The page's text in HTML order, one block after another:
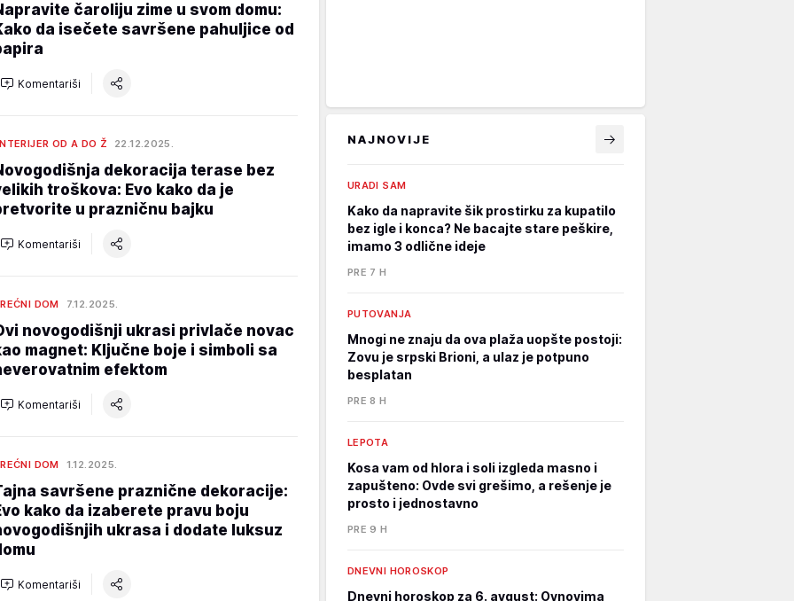
čaroliju zime u svom domu:
da isečete savršene pahuljice od
Komentariši
OD A DO Ž 22.12.2025.
dekoracija terase bez
troškova: Evo kako da je
u prazničnu bajku
Komentariši
DOM 7.12.2025.
novogodišnji ukrasi privlače novac
magnet: Ključne boje i simboli sa
efektom
Komentariši
DOM 1.12.2025.
savršene praznične dekoracije:
kako da izaberete pravu boju
ukrasa i dodate luksuz
Komentariši
NAJNOVIJE
URADI SAM
Kako da napravite šik prostirku za kupatilo
bez igle i konca? Ne bacajte stare peškire,
imamo 3 odlične ideje
PRE 7 H
PUTOVANJA
Mnogi ne znaju da ova plaža uopšte postoji:
Zovu je srpski Brioni, a ulaz je potpuno
besplatan
PRE 8 H
LEPOTA
Kosa vam od hlora i soli izgleda masno i
zapušteno: Ovde svi grešimo, a rešenje je
prosto i jednostavno
PRE 9 H
DNEVNI HOROSKOP
Dnevni horoskop za 6. avgust: Ovnovima